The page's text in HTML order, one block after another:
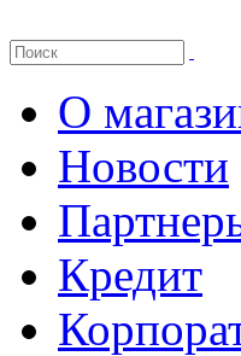
О
Новости
Кредит